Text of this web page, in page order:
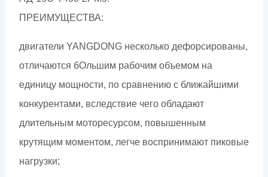
ПРЕИМУЩЕСТВА:
двигатели YANGDONG несколько дефорсированы,
отличаются бОльшим рабочим объемом на
единицу мощности, по сравнению с ближайшими
конкурентами, вследствие чего обладают
длительным моторесурсом, повышенным
крутящим моментом, легче воспринимают пиковые
нагрузки;